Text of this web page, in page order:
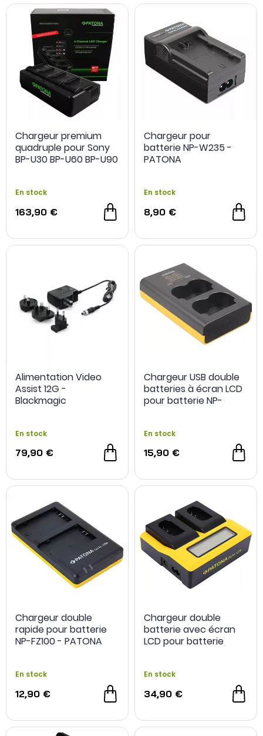
Chargeur premium
quadruple pour Sony
BP-U30 BP-U60 BP-U90
En stock
163,90 €
Chargeur pour
batterie NP-W235 -
PATONA
En stock
8,90 €
Alimentation Video
Assist 12G -
Blackmagic
En stock
79,90 €
Chargeur USB double
batteries à écran LCD
pour batterie NP-
En stock
15,90 €
Chargeur double
rapide pour batterie
NP-FZ100 - PATONA
En stock
12,90 €
Chargeur double
batterie avec écran
LCD pour batterie
En stock
34,90 €